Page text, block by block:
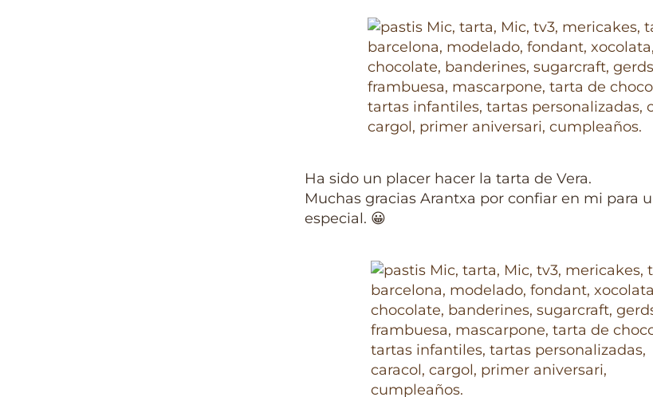
Ha sido un placer hacer la tarta de Vera.
Muchas gracias Arantxa por confiar en mi para
especial. 😀